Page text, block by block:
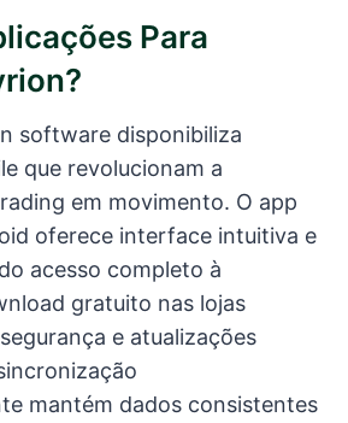
Para
software disponibiliza
que revolucionam a
em movimento. O app
oferece interface intuitiva e
acesso completo à
gratuito nas lojas
e atualizações
mantém dados consistentes